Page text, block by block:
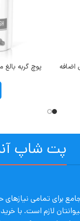
اضافه
پوچ گربه بالغ
پت شاپ
برای تمامی
لازم است. با